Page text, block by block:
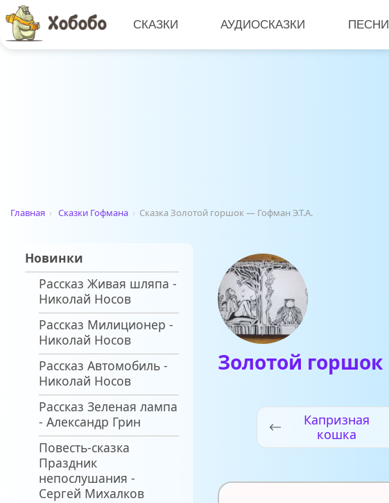
СКАЗКИ АУДИОСКАЗКИ ПЕСНИ
Главная › Сказки Гофмана › Сказка Золотой горшок — Гофман Э.Т.А.
Новинки
Рассказ Живая шляпа -
Николай Носов
Рассказ Милиционер -
Николай Носов
Рассказ Автомобиль -
Николай Носов
Рассказ Зеленая лампа
- Александр Грин
Повесть-сказка
Праздник
непослушания -
Сергей Михалков
Золотой горшок
Капризная
кошка